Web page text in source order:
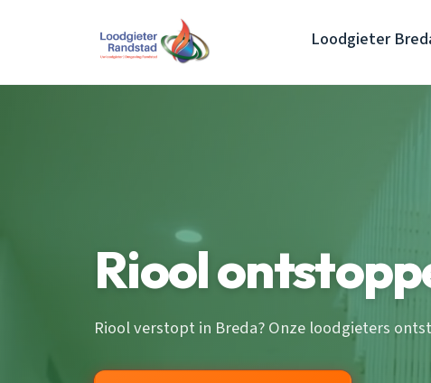
Loodgieter
Riool
Riool verstopt in Breda? Onze loodgieters